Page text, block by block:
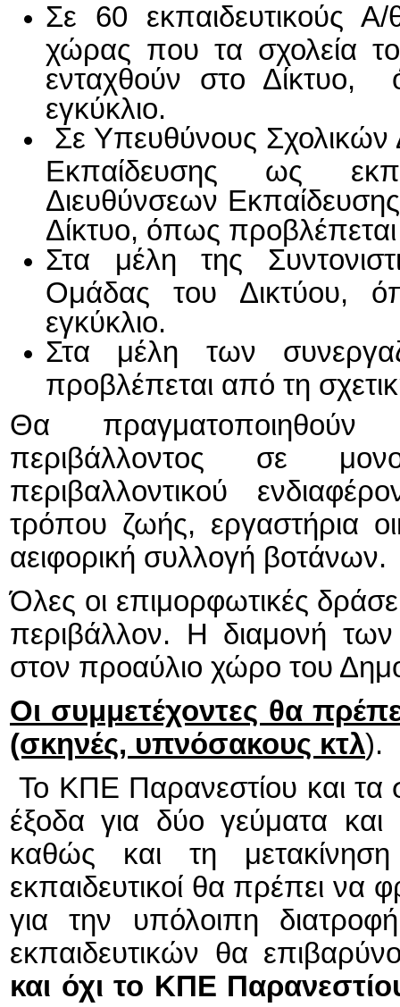
Σε 60 εκπαιδευτικούς
χώρας που τα σχολεία
ενταχθούν στο Δίκτυο,
εγκύκλιο.
Σε Υπευθύνους Σχολικών
Εκπαίδευσης ως
Διευθύνσεων
Δίκτυο, όπως προβλέπεται
Στα μέλη της
Ομάδας του Δικτύου,
εγκύκλιο.
Στα μέλη των
προβλέπεται από τη
Θα πραγματοποιηθούν
περιβάλλοντος σε
περιβαλλοντικού
τρόπου ζωής, εργαστήρια
αειφορική συλλογή βοτάνων.
Όλες οι επιμορφωτικές
περιβάλλον. Η διαμονή
στον προαύλιο χώρο του
Οι συμμετέχοντες θα
(σκηνές, υπνόσακους κτλ).
Το ΚΠΕ Παρανεστίου και
έξοδα για δύο γεύματα
καθώς και τη
εκπαιδευτικοί θα πρέπει να
για την υπόλοιπη
εκπαιδευτικών θα
και όχι το ΚΠΕ